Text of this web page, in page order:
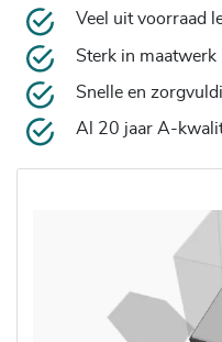
Veel uit voorraad
Sterk in maatwerk
Snelle en
Al 20 jaar A-